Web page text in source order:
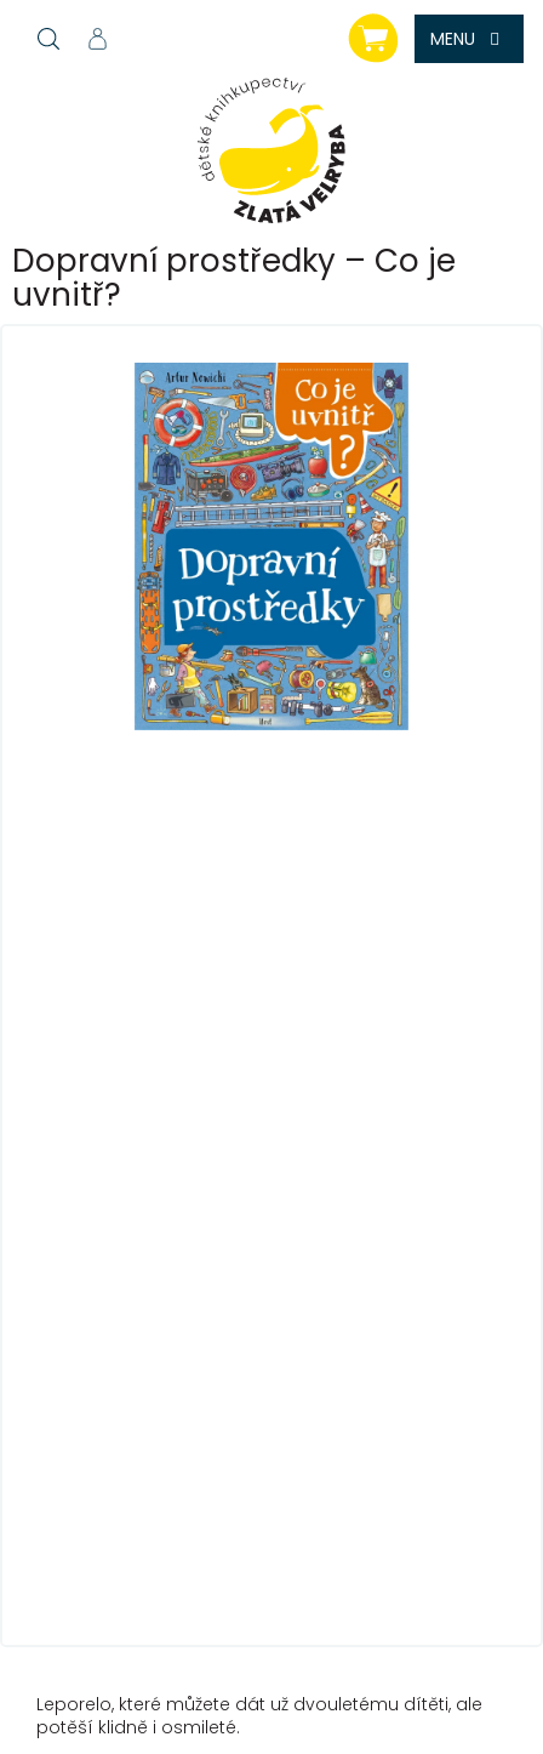
NÁKUPNÍ
KOŠÍK
Dopravní prostředky – Co je
uvnitř?
Leporelo, které můžete dát už dvouletému dítěti, ale
potěší klidně i osmileté.